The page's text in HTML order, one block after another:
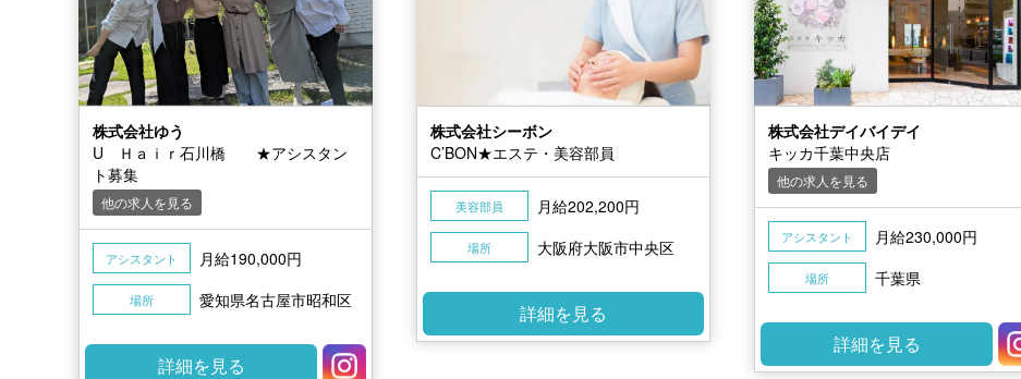
株式会社ゆう
U Ｈａｉｒ石川橋 ★アシスタン
ト募集
他の求人を見る
アシスタント 月給190,000円
場所 愛知県名古屋市昭和区
詳細を見る
株式会社シーボン
C’BON★エステ・美容部員
美容部員 月給202,200円
場所 大阪府大阪市中央区
詳細を見る
株式会社デイバイデイ
キッカ千葉中央店
他の求人を見る
アシスタント 月給230,000円
場所 千葉県
詳細を見る